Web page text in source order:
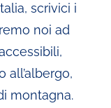
scrivici i
noi ad
all’albergo,
montagna.